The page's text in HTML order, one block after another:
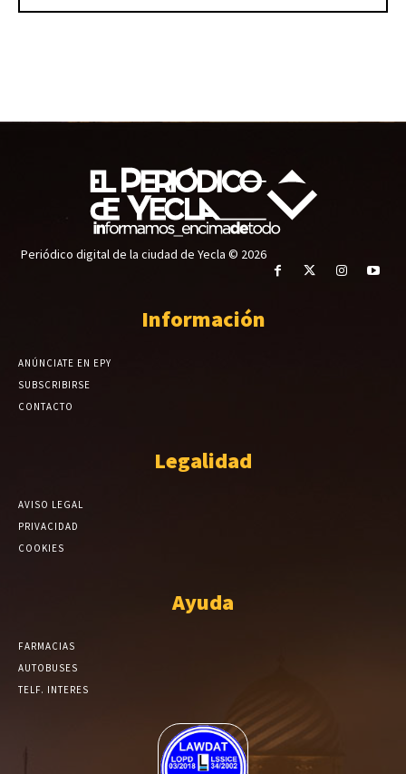
Periódico digital de la ciudad de Yecla © 2026
Información
ANÚNCIATE EN EPY
SUBSCRIBIRSE
CONTACTO
Legalidad
AVISO LEGAL
PRIVACIDAD
COOKIES
Ayuda
FARMACIAS
AUTOBUSES
TELF. INTERES